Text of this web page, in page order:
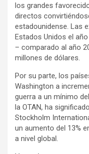
los grandes
directos
estadounidense. Las
Estados Unidos el
– comparado al año
millones de dólares.
Por su parte, los
Washington a
guerra a un mínimo
la OTAN, ha
Stockholm
un aumento del 13%
a nivel global.